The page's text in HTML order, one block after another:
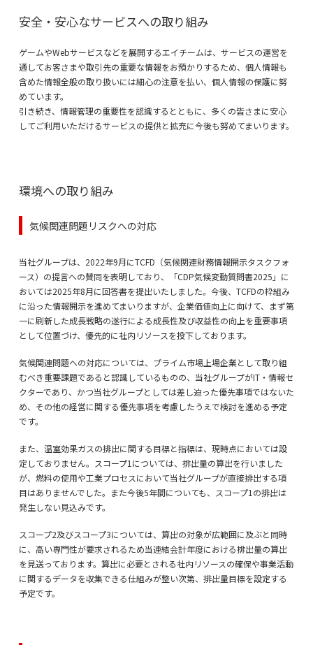
安全・安心なサービスへの取り組み
ゲームやWebサービスなどを展開するエイチームは、サービスの運営を
通してお客さまや取引先の重要な情報をお預かりするため、個人情報も
含めた情報全般の取り扱いには細心の注意を払い、個人情報の保護に努
めています。
引き続き、情報管理の重要性を認識するとともに、多くの皆さまに安心
してご利用いただけるサービスの提供と拡充に今後も努めてまいります。
環境への取り組み
気候関連問題リスクへの対応
当社グループは、2022年9月にTCFD（気候関連財務情報開示タスクフォ
ース）の提言への賛同を表明しており、「CDP気候変動質問書2025」に
おいては2025年8月に回答書を提出いたしました。今後、TCFDの枠組み
に沿った情報開示を進めてまいりますが、企業価値向上に向けて、まず第
一に刷新した成長戦略の遂行による成長性及び収益性の向上を重要事項
として位置づけ、優先的に社内リソースを投下しております。
気候関連問題への対応については、プライム市場上場企業として取り組
むべき重要課題であると認識しているものの、当社グループがIT・情報セ
クターであり、かつ当社グループとしては差し迫った優先事項ではないた
め、その他の経営に関する優先事項を考慮したうえで検討を進める予定
です。
また、温室効果ガスの排出に関する目標と指標は、現時点においては設
定しておりません。スコープ1については、排出量の算出を行いました
が、燃料の使用や工業プロセスにおいて当社グループが直接排出する項
目はありませんでした。また今後5年間についても、スコープ1の排出は
発生しない見込みです。
スコープ2及びスコープ3については、算出の対象が広範囲に及ぶと同時
に、高い専門性が要求されるため当連結会計年度における排出量の算出
を見送っております。算出に必要とされる社内リソースの確保や事業活動
に関するデータを収集できる仕組みが整い次第、排出量目標を設定する
予定です。